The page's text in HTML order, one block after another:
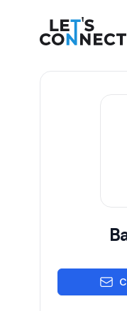
Let's Connect